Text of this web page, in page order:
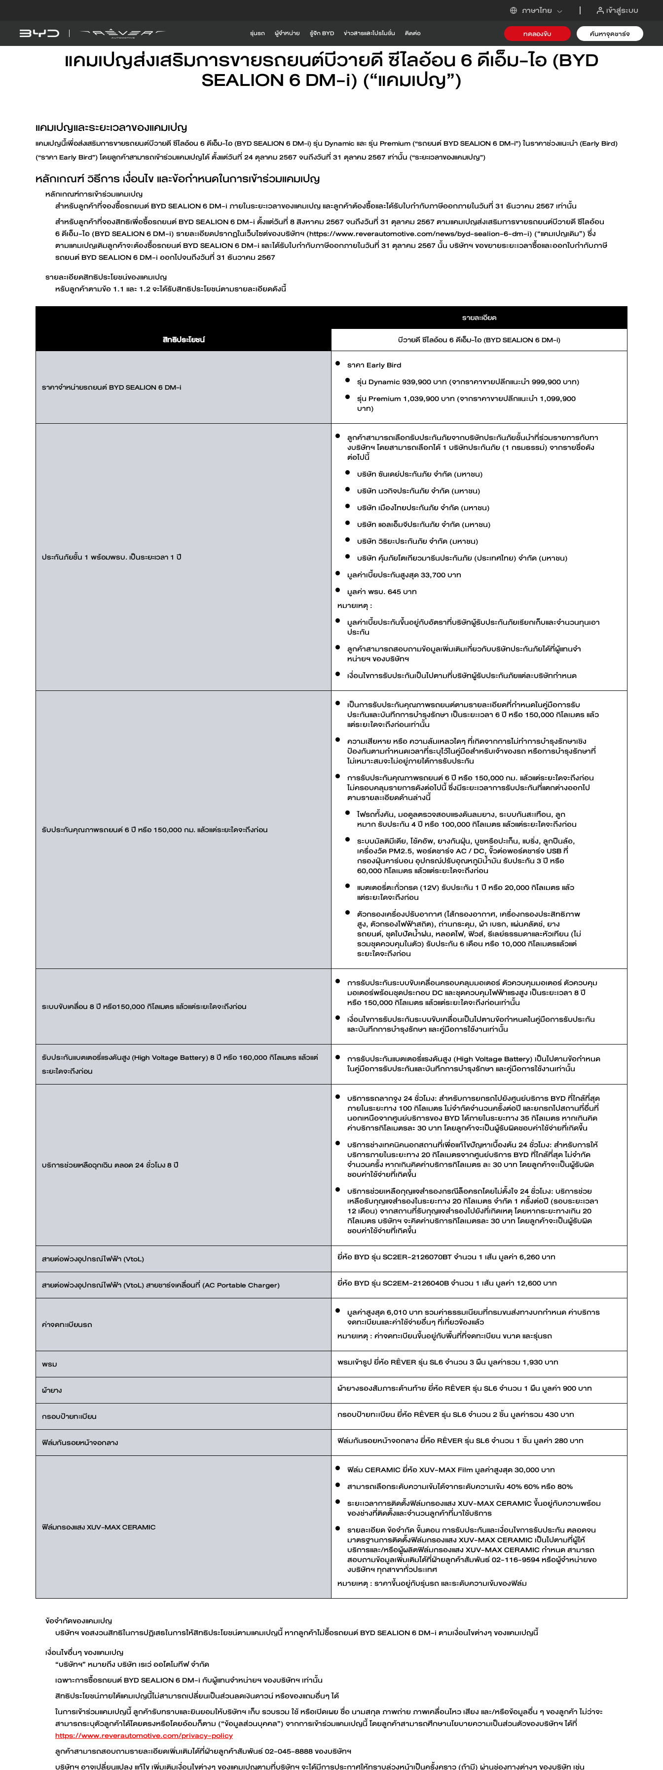
ภาษาไทย เข้าสู่ระบบ
รุ่นรถ
DM-i BYD SEAL 5 DM-i
ดูเพิ่มเติม
BYD SEALION 6 DM-iBYD SEALION 5 DM-i
EV BYD ATTO 1
ดูเพิ่มเติม
BYD ATTO 2
ดูเพิ่มเติม
BYD SEAL 6
ดูเพิ่มเติม
BYD SEALION 7 BYD M6 BYD SEAL BYD ATTO 3
ดูเพิ่มเติม
BYD DOLPHIN
ค้นหาสถานีชาร์จ
ผู้จำหน่าย รู้จัก BYD
รู้จัก BYD
รู้จัก BYD
Global BYD
นวัตกรรมการขับขี่
คำนวณค่าไฟรถ EV ค้นหาสถานีชาร์จ ขอข้อเสนอ
ข่าวสารและโปรโมชั่น ติดต่อ ทดลองขับ ค้นหาจุดชาร์จ
ข้อกำหนดและเงื่อนไขแคมเปญ
แคมเปญส่งเสริมการขายรถยนต์บีวายดี ซีไลอ้อน 6 ดีเอ็ม-ไอ (BYD
SEALION 6 DM-i) (“แคมเปญ”)
แคมเปญและระยะเวลาของแคมเปญ
แคมเปญนี้เพื่อส่งเสริมการขายรถยนต์บีวายดี ซีไลอ้อน 6 ดีเอ็ม-ไอ (BYD SEALION 6 DM-i) รุ่น Dynamic และ รุ่น Premium (“รถยนต์ BYD SEALION 6 DM-i”) ในราคาช่วงแนะนำ (Early Bird)
(“ราคา Early Bird”) โดยลูกค้าสามารถเข้าร่วมแคมเปญได้ ตั้งแต่วันที่ 24 ตุลาคม 2567 จนถึงวันที่ 31 ตุลาคม 2567 เท่านั้น (“ระยะเวลาของแคมเปญ”)
หลักเกณฑ์ วิธีการ เงื่อนไข และข้อกำหนดในการเข้าร่วมแคมเปญ
หลักเกณฑ์การเข้าร่วมแคมเปญ
สำหรับลูกค้าที่จองซื้อรถยนต์ BYD SEALION 6 DM-i ภายในระยะเวลาของแคมเปญ และลูกค้าต้องซื้อและได้รับใบกำกับภาษีออกภายในวันที่ 31 ธันวาคม 2567 เท่านั้น
สำหรับลูกค้าที่จองสิทธิเพื่อซื้อรถยนต์ BYD SEALION 6 DM-i ตั้งแต่วันที่ 8 สิงหาคม 2567 จนถึงวันที่ 31 ตุลาคม 2567 ตามแคมเปญส่งเสริมการขายรถยนต์บีวายดี ซีไลอ้อน
6 ดีเอ็ม-ไอ (BYD SEALION 6 DM-i) รายละเอียดปรากฏในเว็บไซต์ของบริษัทฯ (https://www.reverautomotive.com/news/byd-sealion-6-dm-i) (“แคมเปญเดิม”) ซึ่ง
ตามแคมเปญเดิมลูกค้าจะต้องซื้อรถยนต์ BYD SEALION 6 DM-i และได้รับใบกำกับภาษีออกภายในวันที่ 31 ตุลาคม 2567 นั้น บริษัทฯ ขอขยายระยะเวลาซื้อและออกใบกำกับภาษี
รถยนต์ BYD SEALION 6 DM-i ออกไปจนถึงวันที่ 31 ธันวาคม 2567
รายละเอียดสิทธิประโยชน์ของแคมเปญ
หรับลูกค้าตามข้อ 1.1 และ 1.2 จะได้รับสิทธิประโยชน์ตามรายละเอียดดังนี้
รายละเอียด
สิทธิประโยชน์
บีวายดี ซีไลอ้อน 6 ดีเอ็ม-ไอ (BYD SEALION 6 DM-i)
ราคาจำหน่ายรถยนต์ BYD SEALION 6 DM-i
ราคา Early Bird
รุ่น Dynamic 939,900 บาท (จากราคาขายปลีกแนะนำ 999,900 บาท)
รุ่น Premium 1,039,900 บาท (จากราคาขายปลีกแนะนำ 1,099,900
บาท)
ประกันภัยชั้น 1 พร้อมพรบ. เป็นระยะเวลา 1 ปี
ลูกค้าสามารถเลือกรับประกันภัยจากบริษัทประกันภัยชั้นนำที่ร่วมรายการกับทา
งบริษัทฯ โดยสามารถเลือกได้ 1 บริษัทประกันภัย (1 กรมธรรม์) จากรายชื่อดัง
ต่อไปนี้
บริษัท ซันเดย์ประกันภัย จำกัด (มหาชน)
บริษัท นวกิจประกันภัย จำกัด (มหาชน)
บริษัท เมืองไทยประกันภัย จำกัด (มหาชน)
บริษัท แอลเอ็มจีประกันภัย จำกัด (มหาชน)
บริษัท วิริยะประกันภัย จำกัด (มหาชน)
บริษัท คุ้มภัยโตเกียวมารีนประกันภัย (ประเทศไทย) จำกัด (มหาชน)
มูลค่าเบี้ยประกันสูงสุด 33,700 บาท
มูลค่า พรบ. 645 บาท
หมายเหตุ :
มูลค่าเบี้ยประกันขึ้นอยู่กับอัตราที่บริษัทผู้รับประกันภัยเรียกเก็บและจำนวนทุนเอา
ประกัน
ลูกค้าสามารถสอบถามข้อมูลเพิ่มเติมเกี่ยวกับบริษัทประกันภัยได้ที่ผู้แทนจำ
หน่ายฯ ของบริษัทฯ
เงื่อนไขการรับประกันเป็นไปตามที่บริษัทผู้รับประกันภัยแต่ละบริษัทกำหนด
รับประกันคุณภาพรถยนต์ 6 ปี หรือ 150,000 กม. แล้วแต่ระยะใดจะถึงก่อน
เป็นการรับประกันคุณภาพรถยนต์ตามรายละเอียดที่กำหนดในคู่มือการรับ
ประกันและบันทึกการบำรุงรักษา เป็นระยะเวลา 6 ปี หรือ 150,000 กิโลเมตร แล้ว
แต่ระยะใดจะถึงก่อนเท่านั้น
ความเสียหาย หรือ ความล้มเหลวใดๆ ที่เกิดจากการไม่ทำการบำรุงรักษาเชิง
ป้องกันตามกำหนดเวลาที่ระบุไว้ในคู่มือสำหรับเจ้าของรถ หรือการบำรุงรักษาที่
ไม่เหมาะสมจะไม่อยู่ภายใต้การรับประกัน
การรับประกันคุณภาพรถยนต์ 6 ปี หรือ 150,000 กม. แล้วแต่ระยะใดจะถึงก่อน
ไม่ครอบคลุมรายการดังต่อไปนี้ ซึ่งมีระยะเวลาการรับประกันที่แตกต่างออกไป
ตามรายละเอียดด้านล่างนี้
ไฟรถทั้งคัน, มอดูลตรวจสอบแรงดันลมยาง, ระบบกันสะเทือน, ลูก
หมาก รับประกัน 4 ปี หรือ 100,000 กิโลเมตร แล้วแต่ระยะใดจะถึงก่อน
ระบบมัลติมีเดีย, โช้คอัพ, ยางกันฝุ่น, บูชหรือปะเก็น, แบริ่ง, ลูกปืนล้อ,
เครื่องวัด PM2.5, พอร์ตชาร์จ AC / DC, ขั้วต่อพอร์ตชาร์จ USB ที่
กรองฝุ่นคาร์บอน อุปกรณ์ปรับอุณหภูมิน้ำมัน รับประกัน 3 ปี หรือ
60,000 กิโลเมตร แล้วแต่ระยะใดจะถึงก่อน
แบตเตอรี่ตะกั่วกรด (12V) รับประกัน 1 ปี หรือ 20,000 กิโลเมตร แล้ว
แต่ระยะใดจะถึงก่อน
ตัวกรองเครื่องปรับอากาศ (ไส้กรองอากาศ, เครื่องกรองประสิทธิภาพ
สูง, ตัวกรองไฟฟ้าสถิต), ถ่านกระดุม, ผ้า เบรก, แผ่นคลัตช์, ยาง
รถยนต์, ชุดใบปัดน้ำฝน, หลอดไฟ, ฟิวส์, รีเลย์ธรรมดาและหัวเทียน (ไม่
รวมชุดควบคุมในตัว) รับประกัน 6 เดือน หรือ 10,000 กิโลเมตรแล้วแต่
ระยะใดจะถึงก่อน
ระบบขับเคลื่อน 8 ปี หรือ150,000 กิโลเมตร แล้วแต่ระยะใดจะถึงก่อน
การรับประกันระบบขับเคลื่อนครอบคลุมมอเตอร์ ตัวควบคุมมอเตอร์ ตัวควบคุม
มอเตอร์พร้อมชุดประกอบ DC และชุดควบคุมไฟฟ้าแรงสูง เป็นระยะเวลา 8 ปี
หรือ 150,000 กิโลเมตร แล้วแต่ระยะใดจะถึงก่อนเท่านั้น
เงื่อนไขการรับประกันระบบขับเคลื่อนเป็นไปตามข้อกำหนดในคู่มือการรับประกัน
และบันทึกการบำรุงรักษา และคู่มือการใช้งานเท่านั้น
รับประกันแบตเตอรี่แรงดันสูง (High Voltage Battery) 8 ปี หรือ 160,000 กิโลเมตร แล้วแต่
ระยะใดจะถึงก่อน
การรับประกันแบตเตอรี่แรงดันสูง (High Voltage Battery) เป็นไปตามข้อกำหนด
ในคู่มือการรับประกันและบันทึกการบำรุงรักษา และคู่มือการใช้งานเท่านั้น
บริการช่วยเหลือฉุกเฉิน ตลอด 24 ชั่วโมง 8 ปี
บริการรถลากจูง 24 ชั่วโมง: สำหรับการยกรถไปยังศูนย์บริการ BYD ที่ใกล้ที่สุด
ภายในระยะทาง 100 กิโลเมตร ไม่จำกัดจำนวนครั้งต่อปี และยกรถไปสถานที่อื่นที่
นอกเหนือจากศูนย์บริการของ BYD ได้ภายในระยะทาง 35 กิโลเมตร หากเกินคิด
ค่าบริการกิโลเมตรละ 30 บาท โดยลูกค้าจะเป็นผู้รับผิดชอบค่าใช้จ่ายที่เกิดขึ้น
บริการช่างเทคนิคนอกสถานที่เพื่อแก้ไขปัญหาเบื้องต้น 24 ชั่วโมง: สำหรับการให้
บริการภายในระยะทาง 20 กิโลเมตรจากศูนย์บริการ BYD ที่ใกล้ที่สุด ไม่จำกัด
จำนวนครั้ง หากเกินคิดค่าบริการกิโลเมตร ละ 30 บาท โดยลูกค้าจะเป็นผู้รับผิด
ชอบค่าใช้จ่ายที่เกิดขึ้น
บริการช่วยเหลือกุญแจสำรองกรณีล็อครถโดยไม่ตั้งใจ 24 ชั่วโมง: บริการช่วย
เหลือรับกุญแจสำรองในระยะทาง 20 กิโลเมตร จำกัด 1 ครั้งต่อปี (รอบระยะเวลา
12 เดือน) จากสถานที่รับกุญแจสำรองไปยังที่เกิดเหตุ โดยหากระยะทางเกิน 20
กิโลเมตร บริษัทฯ จะคิดค่าบริการกิโลเมตรละ 30 บาท โดยลูกค้าจะเป็นผู้รับผิด
ชอบค่าใช้จ่ายที่เกิดขึ้น
สายต่อพ่วงอุปกรณ์ไฟฟ้า (VtoL) ยี่ห้อ BYD รุ่น SC2ER-2126070BT จำนวน 1 เส้น มูลค่า 6,260 บาท
สายต่อพ่วงอุปกรณ์ไฟฟ้า (VtoL) สายชาร์จเคลื่อนที่ (AC Portable Charger) ยี่ห้อ BYD รุ่น SC2EM-2126040B จำนวน 1 เส้น มูลค่า 12,600 บาท
ค่าจดทะเบียนรถ
มูลค่าสูงสุด 6,010 บาท รวมค่าธรรมเนียมที่กรมขนส่งทางบกกำหนด ค่าบริการ
จดทะเบียนและค่าใช้จ่ายอื่นๆ ที่เกี่ยวข้องแล้ว
หมายเหตุ : ค่าจดทะเบียนขึ้นอยู่กับพื้นที่ที่จดทะเบียน ขนาด และรุ่นรถ
พรม พรมเข้ารูป ยี่ห้อ RÊVER รุ่น SL6 จำนวน 3 ผืน มูลค่ารวม 1,930 บาท
ผ้ายาง ผ้ายางรองสัมภาระด้านท้าย ยี่ห้อ RÊVER รุ่น SL6 จำนวน 1 ผืน มูลค่า 900 บาท
กรอบป้ายทะเบียน กรอบป้ายทะเบียน ยี่ห้อ RÊVER รุ่น SL6 จำนวน 2 ชิ้น มูลค่ารวม 430 บาท
ฟิล์มกันรอยหน้าจอกลาง ฟิล์มกันรอยหน้าจอกลาง ยี่ห้อ RÊVER รุ่น SL6 จำนวน 1 ชิ้น มูลค่า 280 บาท
ฟิล์มกรองแสง XUV-MAX CERAMIC
ฟิล์ม CERAMIC ยี่ห้อ XUV-MAX Film มูลค่าสูงสุด 30,000 บาท
สามารถเลือกระดับความเข้มได้จากระดับความเข้ม 40% 60% หรือ 80%
ระยะเวลาการติดตั้งฟิล์มกรองแสง XUV-MAX CERAMIC ขึ้นอยู่กับความพร้อม
ของช่างที่ติดตั้งและจำนวนลูกค้าที่มาใช้บริการ
รายละเอียด ข้อจำกัด ขั้นตอน การรับประกันและเงื่อนไขการรับประกัน ตลอดจน
มาตรฐานการติดตั้งฟิล์มกรองแสง XUV-MAX CERAMIC เป็นไปตามที่ผู้ให้
บริการและ/หรือผู้ผลิตฟิล์มกรองแสง XUV-MAX CERAMIC กำหนด สามารถ
สอบถามข้อมูลเพิ่มเติมได้ที่ฝ่ายลูกค้าสัมพันธ์ 02-116-9594 หรือผู้จำหน่ายขอ
งบริษัทฯ ทุกสาขาทั่วประเทศ
หมายเหตุ : ราคาขึ้นอยู่กับรุ่นรถ และระดับความเข้มของฟิล์ม
ข้อจำกัดของแคมเปญ
บริษัทฯ ขอสงวนสิทธิในการปฏิเสธในการให้สิทธิประโยชน์ตามแคมเปญนี้ หากลูกค้าไม่ซื้อรถยนต์ BYD SEALION 6 DM-i ตามเงื่อนไขต่างๆ ของแคมเปญนี้
เงื่อนไขอื่นๆ ของแคมเปญ
“บริษัทฯ” หมายถึง บริษัท เรเว่ ออโตโมทีฟ จำกัด
เฉพาะการซื้อรถยนต์ BYD SEALION 6 DM-i กับผู้แทนจำหน่ายฯ ของบริษัทฯ เท่านั้น
สิทธิประโยชน์ภายใต้แคมเปญนี้ไม่สามารถเปลี่ยนเป็นส่วนลดเงินดาวน์ หรือของแถมอื่นๆ ได้
ในการเข้าร่วมแคมเปญนี้ ลูกค้ารับทราบและยินยอมให้บริษัทฯ เก็บ รวบรวม ใช้ หรือเปิดเผย ชื่อ นามสกุล ภาพถ่าย ภาพเคลื่อนไหว เสียง และ/หรือข้อมูลอื่น ๆ ของลูกค้า ไม่ว่าจะ
สามารถระบุตัวลูกค้าได้โดยตรงหรือโดยอ้อมก็ตาม (“ข้อมูลส่วนบุคคล”) จากการเข้าร่วมแคมเปญนี้ โดยลูกค้าสามารถศึกษานโยบายความเป็นส่วนตัวของบริษัทฯ ได้ที่
https://www.reverautomotive.com/privacy-policy
ลูกค้าสามารถสอบถามรายละเอียดเพิ่มเติมได้ที่ฝ่ายลูกค้าสัมพันธ์ 02-045-8888 ของบริษัทฯ
บริษัทฯ อาจเปลี่ยนแปลง แก้ไข เพิ่มเติมเงื่อนไขต่างๆ ของแคมเปญตามที่บริษัทฯ จะได้มีการประกาศให้ทราบล่วงหน้าเป็นครั้งคราว (ถ้ามี) ผ่านช่องทางต่างๆ ของบริษัท เช่น